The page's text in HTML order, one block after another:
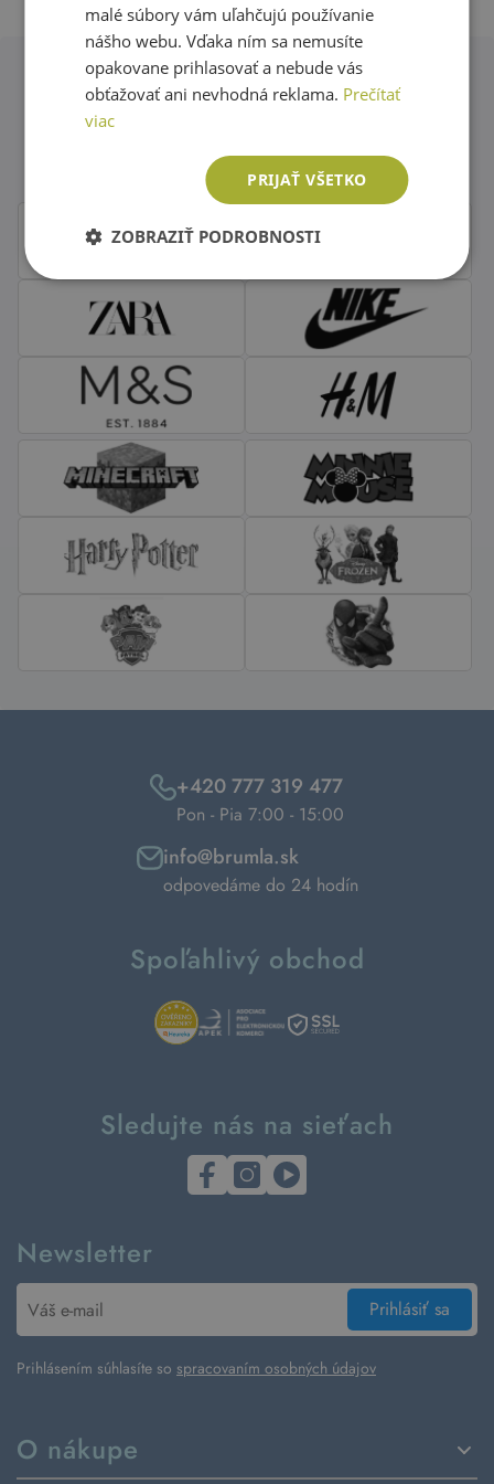
Obľúbené značky second hand
oblečenia
O nákupe
+420 777 319 477
Pon - Pia 7:00 - 15:00
info@brumla.sk
odpovedáme do 24 hodín
Spoľahlivý obchod
Sledujte nás na sieťach
Newsletter
Prihlásiť sa
Prihlásením súhlasíte so spracovaním osobných údajov
malé súbory vám uľahčujú používanie
nášho webu. Vďaka ním sa nemusíte
opakovane prihlasovať a nebude vás
obťažovať ani nevhodná reklama. Prečítať
viac
PRIJAŤ VŠETKO
ZOBRAZIŤ PODROBNOSTI